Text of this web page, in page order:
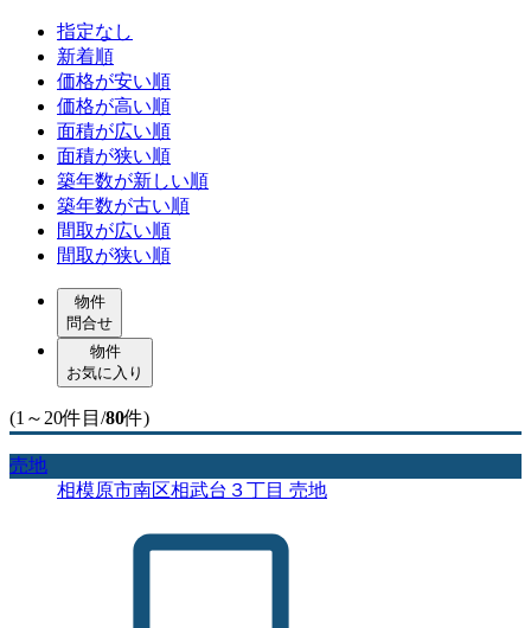
指定なし
新着順
価格が安い順
価格が高い順
面積が広い順
面積が狭い順
築年数が新しい順
築年数が古い順
間取が広い順
間取が狭い順
物件
問合せ
物件
お気に入り
(1～20件目/80件)
売地
相模原市南区相武台３丁目 売地